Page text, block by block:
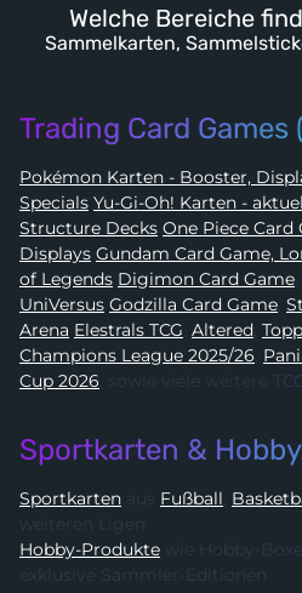
Welche Bereiche
Sammelkarten,
Trading Card Games
Pokémon Karten - Booster, Displays, Elite Trainer Boxen &
Specials Yu-Gi-Oh! Karten - aktuelle Sets, Core Booster &
Structure Decks One Piece Card Game - Booster &
Displays Gundam Card Game, Lorcana, Riftbound: League
of Legends
Digimon Card Game,
UniVersus
Godzilla Card Game,
Arena
Elestrals TCG, Altered,
Champions League 2025/26,
Cup 2026, sowie viele weitere
Sportkarten &
Sportkarten aus Fußball,
weiteren Ligen
Hobby-Produkte
exklusive Sammler-Editionen